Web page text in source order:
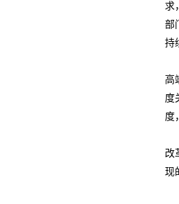
求
部
持
高
度
度
改
现